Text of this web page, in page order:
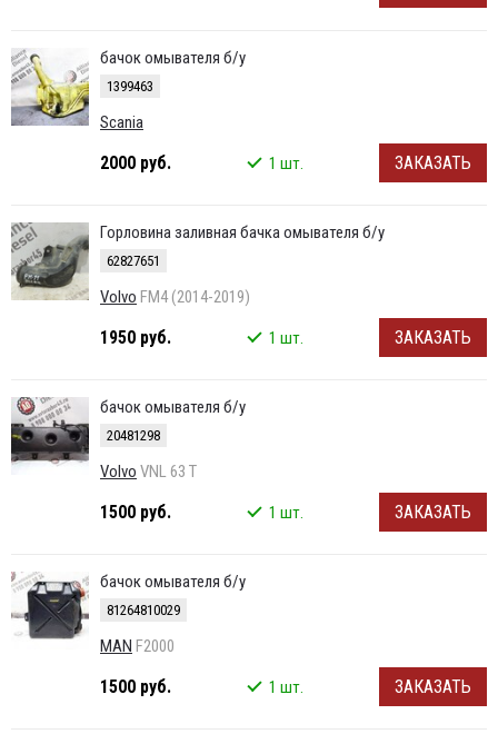
бачок омывателя б/у
1399463
Scania
2000 руб. 1 шт. ЗАКАЗАТЬ
Горловина заливная бачка омывателя б/у
62827651
Volvo FM4 (2014-2019)
1950 руб. 1 шт. ЗАКАЗАТЬ
бачок омывателя б/у
20481298
Volvo VNL 63 T
1500 руб. 1 шт. ЗАКАЗАТЬ
бачок омывателя б/у
81264810029
MAN F2000
1500 руб. 1 шт. ЗАКАЗАТЬ